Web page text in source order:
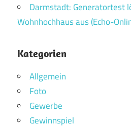
Darmstadt: Generatortest
Wohnhochhaus aus (Echo-
Kategorien
Allgemein
Foto
Gewerbe
Gewinnspiel